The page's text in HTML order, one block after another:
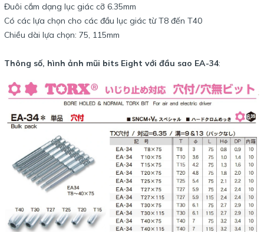
Đuôi cắm dạng lục giác cỡ 6.35mm
Có các lựa chọn cho các đầu lục giác từ T8 đến T40
Chiều dài lựa chọn: 75, 115mm
Thông số, hình ảnh mũi bits Eight với đầu sao EA-34: